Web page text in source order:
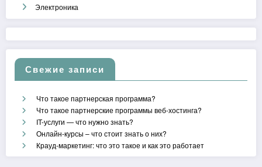
Электроника
Свежие записи
Что такое партнерская программа?
Что такое партнерские программы веб-хостинга?
IT-услуги — что нужно знать?
Онлайн-курсы – что стоит знать о них?
Крауд-маркетинг: что это такое и как это работает